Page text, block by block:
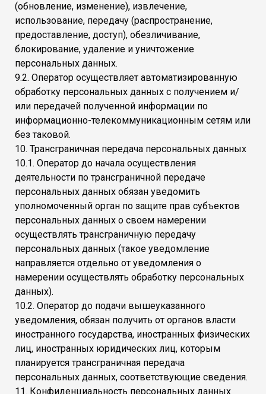
(обновление, изменение), извлечение,
использование, передачу (распространение,
предоставление, доступ), обезличивание,
блокирование, удаление и уничтожение
персональных данных.
9.2. Оператор осуществляет автоматизированную
обработку персональных данных с получением и/
или передачей полученной информации по
информационно-телекоммуникационным сетям или
без таковой.
10. Трансграничная передача персональных данных
10.1. Оператор до начала осуществления
деятельности по трансграничной передаче
персональных данных обязан уведомить
уполномоченный орган по защите прав субъектов
персональных данных о своем намерении
осуществлять трансграничную передачу
персональных данных (такое уведомление
направляется отдельно от уведомления о
намерении осуществлять обработку персональных
данных).
10.2. Оператор до подачи вышеуказанного
уведомления, обязан получить от органов власти
иностранного государства, иностранных физических
лиц, иностранных юридических лиц, которым
планируется трансграничная передача
персональных данных, соответствующие сведения.
11. Конфиденциальность персональных данных